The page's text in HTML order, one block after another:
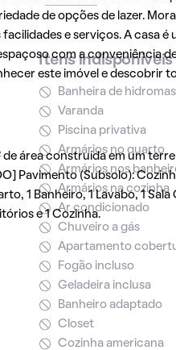
de opções de lazer.
e serviços. A casa é
com a conveniência
este imóvel e descobrir
área construída em um
Pavimento (Subsolo):
1 Banheiro, 1 Lavabo, 1
e 1 Cozinha.
Itens indisponíveis
Banheira de
Varanda
Piscina privativa
Armários no quarto
Armários nos
Armários na cozinha
Ar condicionado
Chuveiro a gás
Apartamento
Fogão incluso
Geladeira inclusa
Banheiro adaptado
Closet
Cozinha americana